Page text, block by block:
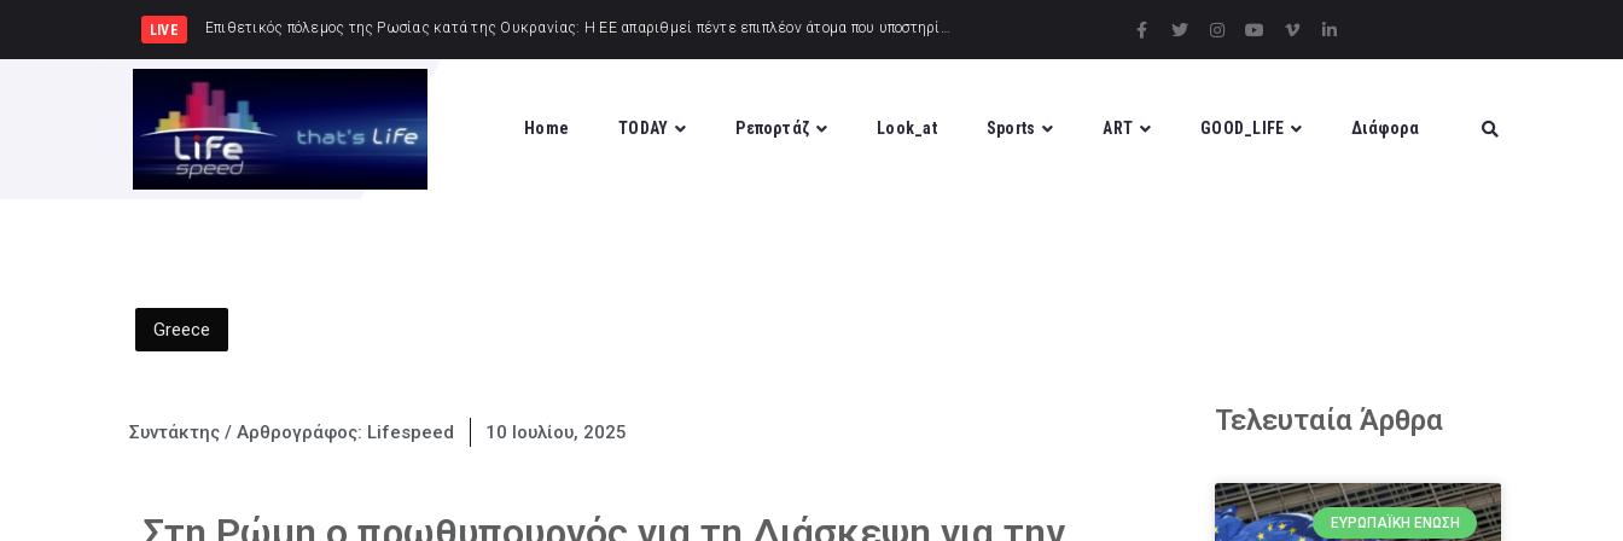
LIVE Δημήτρης Μελίδης: «Ο ΣΥΡΙΖΑ-
Home TODAY Ρεπορτάζ Look_at Sports ART GOOD_LIFE Διάφορα
Greece
Συντάκτης / Αρθρογράφος: Lifespeed 10 Ιουλίου, 2025 Τελευταία Άρθρα
ΕΥΡΩΠΑΪΚΉ ΈΝΩΣΗ